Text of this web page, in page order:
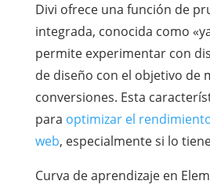
Divi ofrece una función de
integrada, conocida como
permite experimentar con
de diseño con el objetivo de
conversiones. Esta
para optimizar el
web, especialmente si lo
Curva de aprendizaje en